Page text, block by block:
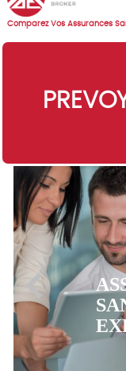
Comparez Vos Assurances